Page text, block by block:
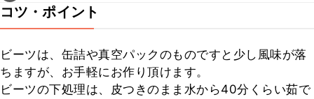
コツ・ポイント
ビーツは、缶詰や真空パックのものですと少し風味が落
ちますが、お手軽にお作り頂けます。
ビーツの下処理は、皮つきのまま水から40分くらい茹で